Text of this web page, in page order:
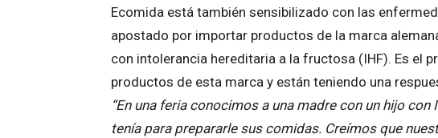
Ecomida está también sensibilizado con las
apostado por importar productos de la marca
con intolerancia hereditaria a la fructosa (IHF). Es el
productos de esta marca y están teniendo una
“En una feria conocimos a una madre con un hijo
tenía para prepararle sus comidas. Creímos que